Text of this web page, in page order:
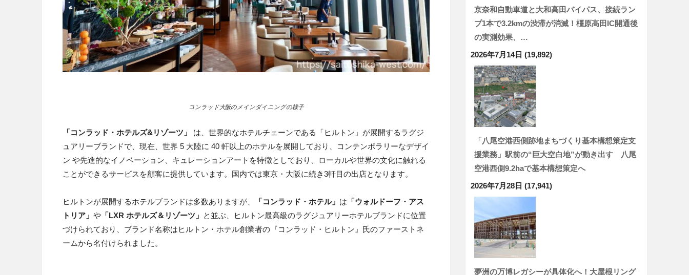
コンラッド大阪のメインダイニングの様子
「コンラッド・ホテルズ&リゾーツ」
は、世界的なホテルチェーンである「ヒルトン」が展開するラグジ
ュアリーブランドで、現在、世界 5 大陸に 40 軒以上のホテルを展開しており、コンテンポラリーなデザイ
ン や先進的なイノベーション、キュレーションアートを特徴としており、ローカルや世界の文化に触れる
ことができるサービスを顧客に提供しています。国内では東京・大阪に続き3軒目の出店となります。
ヒルトンが展開するホテルブランドは多数ありますが、 「コンラッド・ホテル」 は 「ウォルドーフ・アス
トリア」 や 「LXR ホテルズ＆リゾーツ」 と並ぶ、ヒルトン最高級のラグジュアリーホテルブランドに位置
づけられており、ブランド名称はヒルトン・ホテル創業者の『コンラッド・ヒルトン』氏のファーストネ
ームから名付けられました。
京奈和自動車道と大和高田バイパス、接続ラン
プ1本で3.2kmの渋滞が消滅！橿原高田IC開通後
の実測効果、…
2026年7月14日 (19,892)
「八尾空港西側跡地まちづくり基本構想策定支
援業務」駅前の“巨大空白地”が動き出す 八尾
空港西側9.2haで基本構想策定へ
2026年7月28日 (17,941)
夢洲の万博レガシーが具体化へ！大屋根リング